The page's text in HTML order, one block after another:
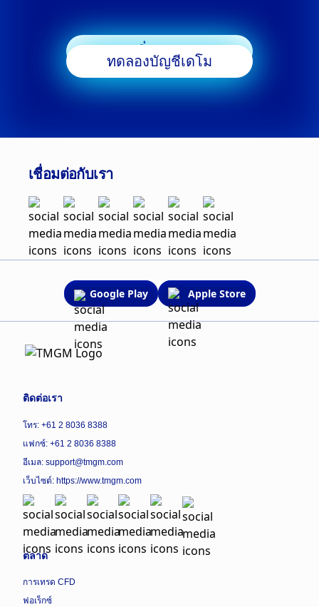
เริ่มเทรด
ทดลองบัญชีเดโม
เชื่อมต่อกับเรา
Google Play Apple Store
ติดต่อเรา
โทร: +61 2 8036 8388
แฟกซ์: +61 2 8036 8388
อีเมล: support@tmgm.com
เว็บไซต์: https://www.tmgm.com
ตลาด
การเทรด CFD
ฟอเร็กซ์